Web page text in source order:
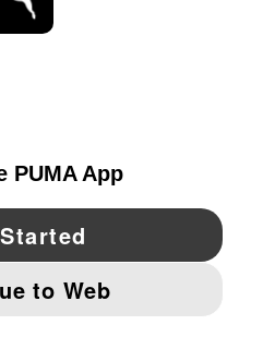
Pinterest
IMPRINT AND LEGAL DATA